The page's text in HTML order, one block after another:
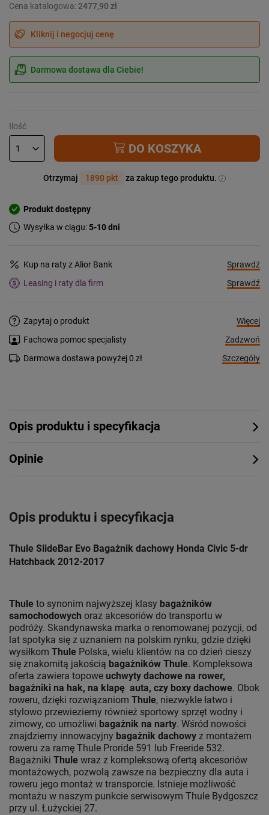
Cena katalogowa: 2477,90 zł
Kliknij i negocjuj cenę
Darmowa dostawa dla Ciebie!
Ilość
DO KOSZYKA
Otrzymaj 1890 pkt za zakup tego produktu.
Produkt dostępny
Wysyłka w ciągu:5-10 dni
Kup na raty z Alior Bank
Sprawdź
Leasing i raty dla firm
Sprawdź
Zapytaj o produkt
Więcej
Fachowa pomoc specjalisty
Zadzwoń
Darmowa dostawa powyżej 0 zł
Szczegóły
Opis produktu i specyfikacja
Opinie
Opis produktu i specyfikacja
Thule SlideBar Evo Bagażnik dachowy Honda Civic 5-dr
Hatchback 2012-2017
Thule to synonim najwyższej klasy bagażników
samochodowych oraz akcesoriów do transportu w
podróży. Skandynawska marka o renomowanej pozycji, od
lat spotyka się z uznaniem na polskim rynku, gdzie dzięki
wysiłkom Thule Polska, wielu klientów na co dzień cieszy
się znakomitą jakością bagażników Thule. Kompleksowa
oferta zawiera topowe uchwyty dachowe na rower,
bagażniki na hak, na klapę auta, czy boxy dachowe. Obok
roweru, dzięki rozwiązaniom Thule, niezwykle łatwo i
stylowo przewieziemy również sportowy sprzęt wodny i
zimowy, co umożliwi bagażnik na narty. Wśród nowości
znajdziemy innowacyjny bagażnik dachowy z montażem
roweru za ramę Thule Proride 591 lub Freeride 532.
Bagażniki Thule wraz z kompleksową ofertą akcesoriów
montażowych, pozwolą zawsze na bezpieczny dla auta i
roweru jego montaż w transporcie. Istnieje możliwość
montażu w naszym punkcie serwisowym Thule Bydgoszcz
przy ul. Łużyckiej 27.